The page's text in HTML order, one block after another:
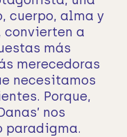
cuerpo, alma y
a
más
merecedoras
necesitamos
Porque,
nos
paradigma.